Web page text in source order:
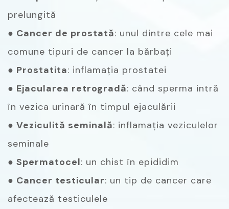
prelungită
● Cancer de prostată: unul dintre cele mai
comune tipuri de cancer la bărbați
● Prostatita: inflamația prostatei
● Ejacularea retrogradă: când sperma intră
în vezica urinară în timpul ejaculării
● Veziculită seminală: inflamația veziculelor
seminale
● Spermatocel: un chist în epididim
● Cancer testicular: un tip de cancer care
afectează testiculele